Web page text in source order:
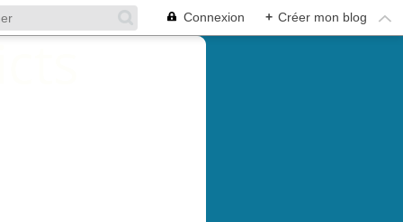
Connexion + Créer mon blog